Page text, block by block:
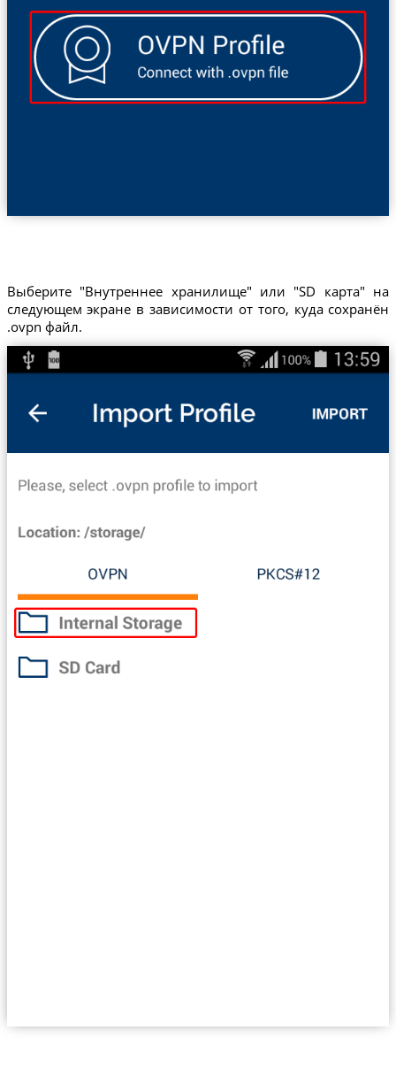
Выберите "Внутреннее хранилище" или "SD карта" на
следующем экране в зависимости от того, куда сохранён
.ovpn файл.